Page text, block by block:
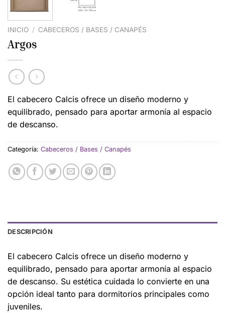
INICIO / CABECEROS / BASES / CANAPÉS
Argos
El cabecero Calcis ofrece un diseño moderno y
equilibrado, pensado para aportar armonía al espacio
de descanso.
Categoría: Cabeceros / Bases / Canapés
DESCRIPCIÓN
El cabecero Calcis ofrece un diseño moderno y
equilibrado, pensado para aportar armonía al espacio
de descanso. Su estética cuidada lo convierte en una
opción ideal tanto para dormitorios principales como
juveniles.